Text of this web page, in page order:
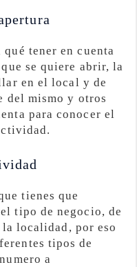
tener en cuenta
se quiere abrir, la
en el local y de
del mismo y otros
para conocer el
tienes que
tipo de negocio, de
localidad, por eso
tipos de
a